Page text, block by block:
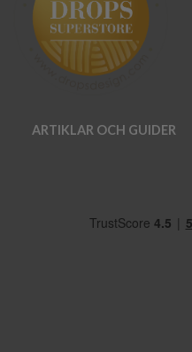
ARTIKLAR OCH GUIDER